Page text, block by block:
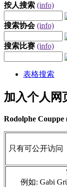
按人搜索 (info)
搜索协会 (info)
搜索比赛 (info)
表格搜索
加入个人网
Rodolphe Couppe
只有可公开访问
例如: Gabi